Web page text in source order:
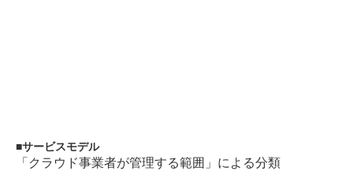
サービスモデル
「クラウド事業者が管理する範囲」による分類